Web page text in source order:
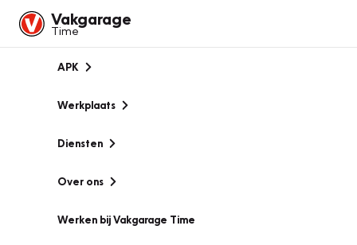
Vakgarage
Time
APK
Werkplaats
Diensten
Over ons
Werken bij Vakgarage Time